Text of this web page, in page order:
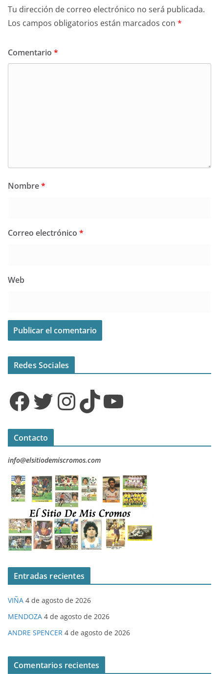
Tu dirección de correo electrónico no será publicada.
Los campos obligatorios están marcados con *
Comentario *
Nombre*
Correo electrónico *
Web
Redes Sociales
Facebook Twitter InstagramTikTok YouTube
Contacto
info@elsitiodemiscromos.com
Entradas recientes
VIÑA 4 de agosto de 2026
MENDOZA 4 de agosto de 2026
ANDRE SPENCER 4 de agosto de 2026
Comentarios recientes